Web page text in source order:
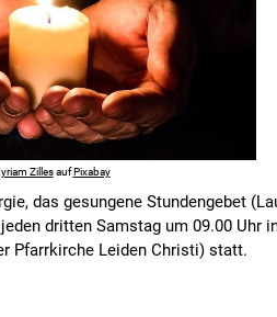
ZillesaufPixabay
das gesungene Stundengebet
dritten Samstag um 09.00 Uhr
Pfarrkirche Leiden Christi) statt.